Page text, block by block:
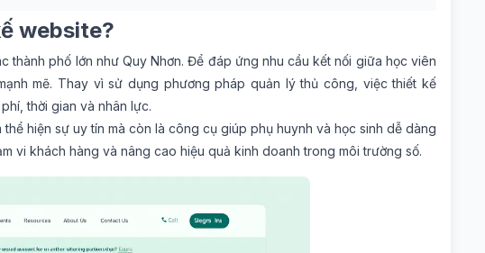
website?
thành phố lớn như Quy Nhơn. Để đáp ứng nhu cầu kết nối giữa học viên
mẽ. Thay vì sử dụng phương pháp quản lý thủ công, việc thiết kế
thời gian và nhân lực.
hiện sự uy tín mà còn là công cụ giúp phụ huynh và học sinh dễ dàng
vi khách hàng và nâng cao hiệu quả kinh doanh trong môi trường số.